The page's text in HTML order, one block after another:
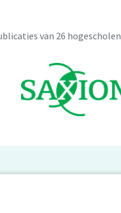
van 26 hogescholen